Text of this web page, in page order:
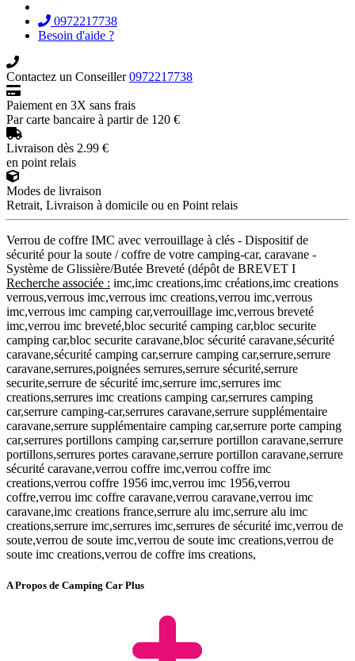
0972217738
Besoin d'aide ?
Contactez un Conseiller0972217738
Paiement en 3X sans frais
Par carte bancaire à partir de 120 €
Livraison dès 2.99 €
en point relais
Modes de livraison
Retrait, Livraison à domicile ou en Point relais
Verrou de coffre IMC avec verrouillage à clés - Dispositif de
sécurité pour la soute / coffre de votre camping-car, caravane -
Système de Glissière/Butée Breveté (dépôt de BREVET I
Recherche associée : imc,imc creations,imc créations,imc creations
verrous,verrous imc,verrous imc creations,verrou imc,verrous
imc,verrous imc camping car,verrouillage imc,verrous breveté
imc,verrou imc breveté,bloc securité camping car,bloc securite
camping car,bloc securite caravane,bloc sécurité caravane,sécurité
caravane,sécurité camping car,serrure camping car,serrure,serrure
caravane,serrures,poignées serrures,serrure sécurité,serrure
securite,serrure de sécurité imc,serrure imc,serrures imc
creations,serrures imc creations camping car,serrures camping
car,serrure camping-car,serrures caravane,serrure supplémentaire
caravane,serrure supplémentaire camping car,serrure porte camping
car,serrures portillons camping car,serrure portillon caravane,serrure
portillons,serrures portes caravane,serrure portillon caravane,serrure
sécurité caravane,verrou coffre imc,verrou coffre imc
creations,verrou coffre 1956 imc,verrou imc 1956,verrou
coffre,verrou imc coffre caravane,verrou caravane,verrou imc
caravane,imc creations france,serrure alu imc,serrure alu imc
creations,serrure imc,serrures imc,serrures de sécurité imc,verrou de
soute,verrou de soute imc,verrou de soute imc creations,verrou de
soute imc creations,verrou de coffre ims creations,
A Propos de Camping Car Plus